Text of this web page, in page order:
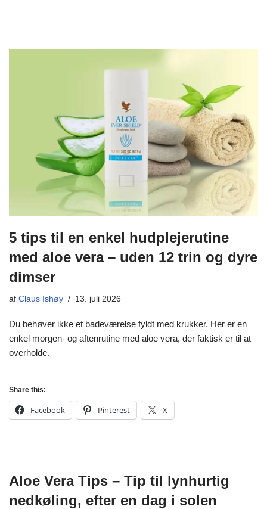
5 tips til en enkel hudplejerutine
med aloe vera – uden 12 trin og dyre
dimser
af Claus Ishøy 13. juli 2026
Du behøver ikke et badeværelse fyldt med krukker. Her er en
enkel morgen- og aftenrutine med aloe vera, der faktisk er til at
overholde.
Share this:
Facebook Pinterest X
Aloe Vera Tips – Tip til lynhurtig
nedkøling, efter en dag i solen